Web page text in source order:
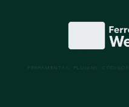
FERRAMENTAS, PLUGINS, CÓDIGOS